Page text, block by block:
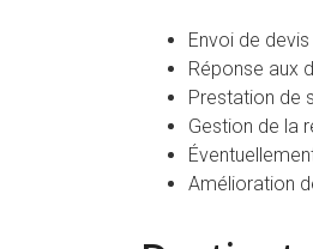
Envoi de devis
Réponse aux
Prestation de
Gestion de la
Amélioration